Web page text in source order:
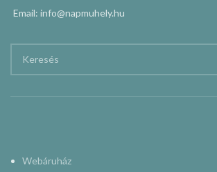
Email: info@napmuhely.hu
Webáruház